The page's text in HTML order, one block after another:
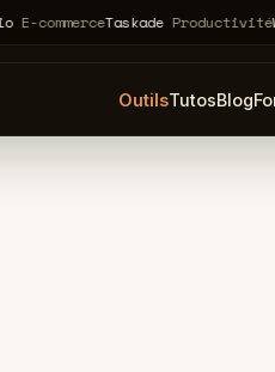
TaskadeProductivité
OutilsTutosBlog